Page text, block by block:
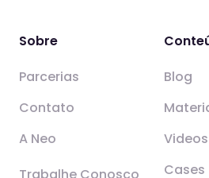
Blog
Videos
Cases
Sobre
Parcerias
Contato
A Neo
Trabalhe Conosco